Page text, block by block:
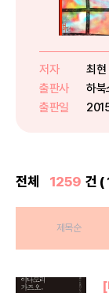
최현 저
출판사
하북스
출판일
2015-12-
전체 1259 건 (
제목순
[